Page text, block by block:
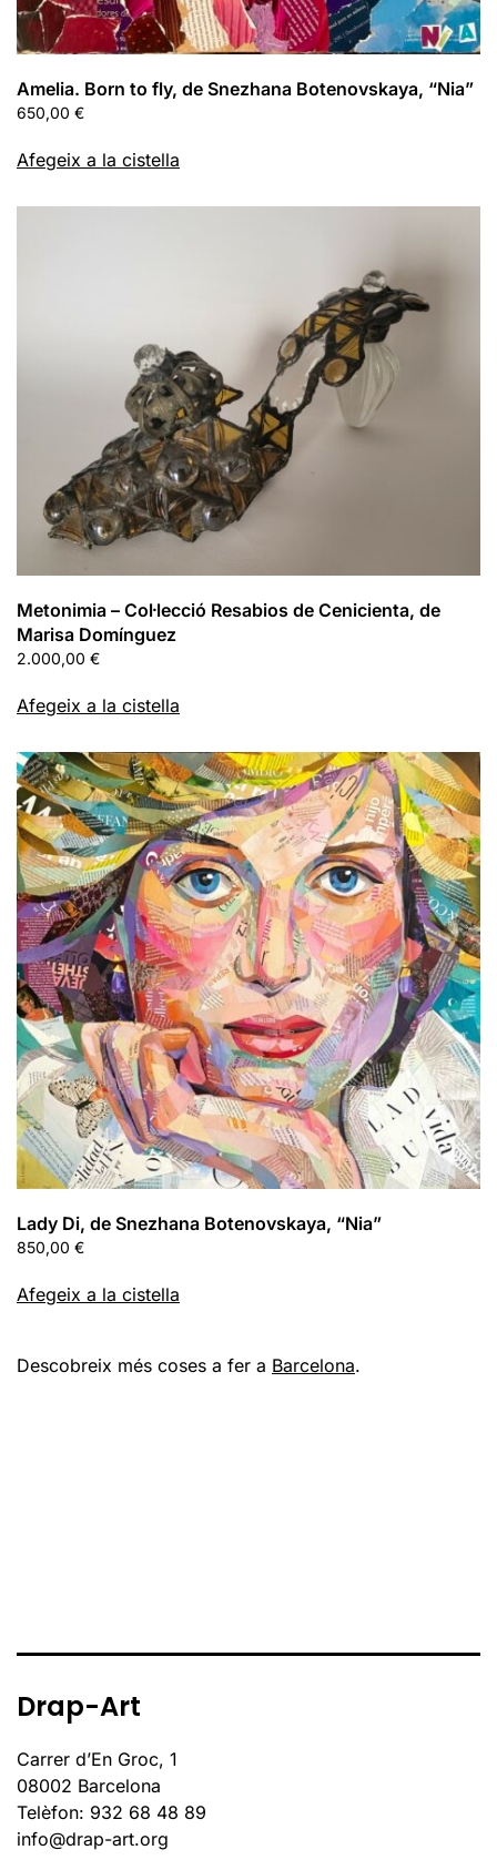
Amelia. Born to fly, de Snezhana Botenovskaya, “Nia”
650,00 €
Afegeix a la cistella
Metonimia – Col·lecció Resabios de Cenicienta, de
Marisa Domínguez
2.000,00 €
Afegeix a la cistella
Lady Di, de Snezhana Botenovskaya, “Nia”
850,00 €
Afegeix a la cistella
Descobreix més coses a fer a Barcelona.
Drap-Art
Carrer d’En Groc, 1
08002 Barcelona
Telèfon: 932 68 48 89
info@drap-art.org